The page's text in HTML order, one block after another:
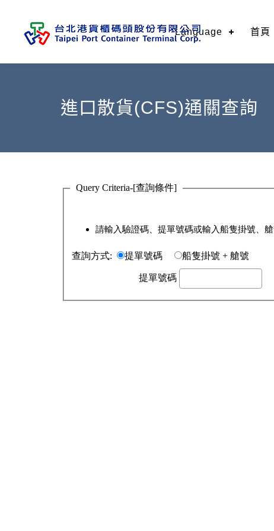
Language 首頁
進口散貨(CFS)通關查詢